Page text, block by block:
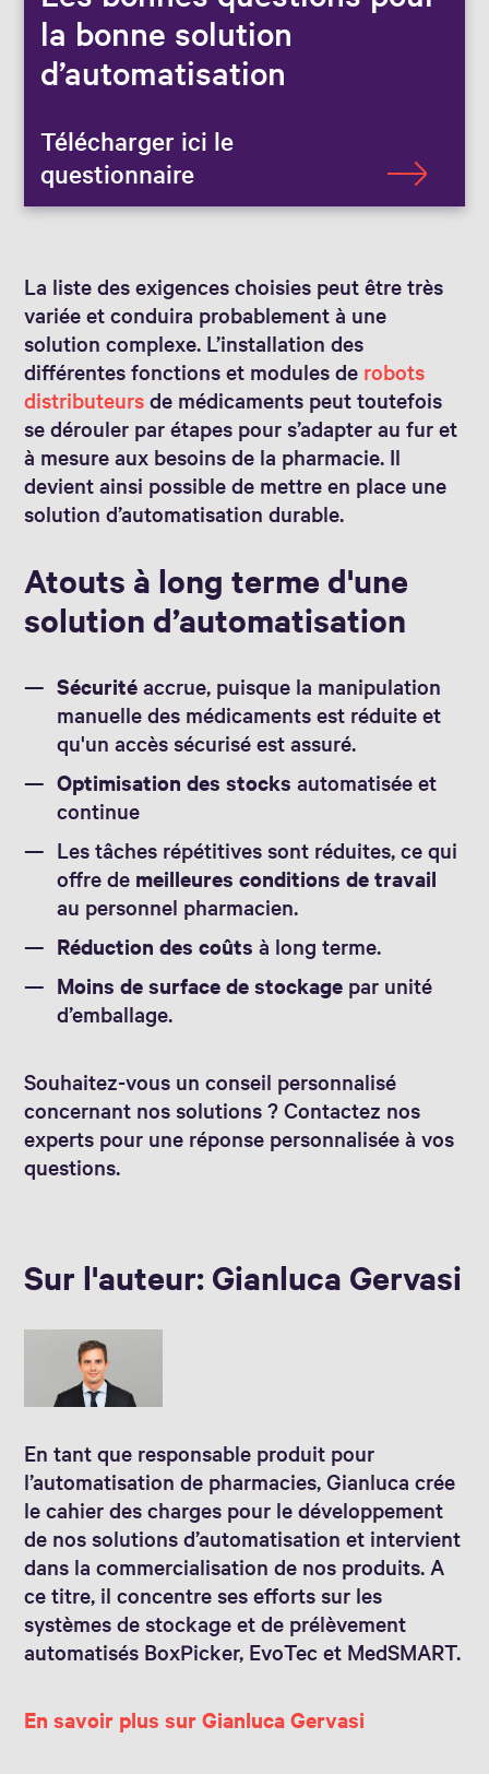
la bonne solution
d’automatisation
Télécharger ici le
questionnaire
La liste des exigences choisies peut être très
variée et conduira probablement à une
solution complexe. L’installation des
différentes fonctions et modules de robots
distributeursde médicaments peut toutefois
se dérouler par étapes pour s’adapter au fur et
à mesure aux besoins de la pharmacie. Il
devient ainsi possible de mettre en place une
solution d’automatisation durable.
Atouts à long terme d'une
solution d’automatisation
Sécuritéaccrue, puisque la manipulation
manuelle des médicaments est réduite et
qu'un accès sécurisé est assuré.
Optimisation des stocks automatisée et
continue
Les tâches répétitives sont réduites, ce qui
offre de meilleures conditions de travail
au personnel pharmacien.
Réduction des coûts à long terme.
Moins de surface de stockage par unité
d’emballage.
Souhaitez-vous un conseil personnalisé
concernant nos solutions ? Contactez nos
experts pour une réponse personnalisée à vos
questions.
Sur l'auteur: Gianluca Gervasi
En tant que responsable produit pour
l’automatisation de pharmacies, Gianluca crée
le cahier des charges pour le développement
de nos solutions d’automatisation et intervient
dans la commercialisation de nos produits. A
ce titre, il concentre ses efforts sur les
systèmes de stockage et de prélèvement
automatisés BoxPicker, EvoTec et MedSMART.
En savoir plus sur Gianluca Gervasi